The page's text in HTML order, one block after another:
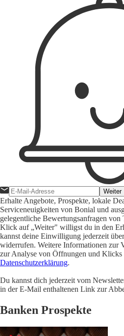
Weiter
Erhalte Angebote, Prospekte, lokale
Serviceneuigkeiten von Bonial und
gelegentliche Bewertungsanfragen
Klick auf „Weiter" willigst du in den
kannst deine Einwilligung jederzeit
widerrufen. Weitere Informationen zur
zur Analyse von Öffnungen und Klicks
Datenschutzerklärung.
Du kannst dich jederzeit vom
in der E-Mail enthaltenen Link zur
Banken Prospekte